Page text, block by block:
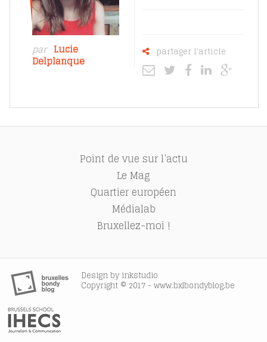
par Lucie
Delplanque
partager l'article
Point de vue sur l’actu
Le Mag
Quartier européen
Médialab
Bruxellez-moi !
Design by inkstudio
Copyright © 2017 - www.bxlbondyblog.be